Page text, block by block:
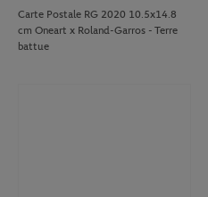
Carte Postale RG 2020 10.5x14.8
cm Oneart x Roland-Garros - Terre
battue